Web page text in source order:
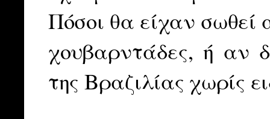
Πόσοι θα είχαν σωθεί
χουβαρντάδες, ή αν
της Βραζιλίας χωρίς